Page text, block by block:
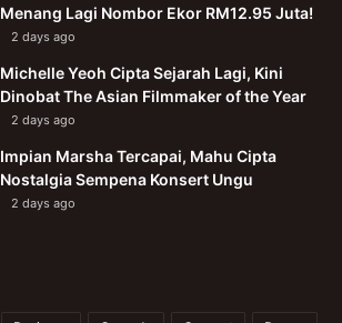
Menang Lagi Nombor Ekor RM12.95 Juta!
2 days ago
Michelle Yeoh Cipta Sejarah Lagi, Kini
Dinobat The Asian Filmmaker of the Year
2 days ago
Impian Marsha Tercapai, Mahu Cipta
Nostalgia Sempena Konsert Ungu
2 days ago